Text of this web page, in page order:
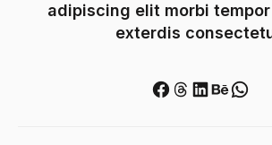
adipiscing elit morbi
exterdis
Facebook
Threads
LinkedIn